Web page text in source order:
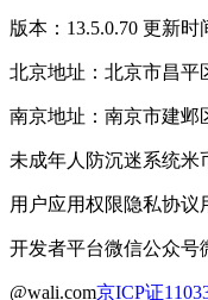
版本：13.5.0.70 更新时
北京地址：北京市昌平
南京地址：南京市建邺
未成年人防沉迷系统米
用户应用权限隐私协议
开发者平台微信公众号
@wali.com京ICP证